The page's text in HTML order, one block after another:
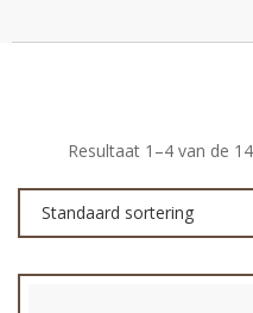
Resultaat 1–4 van de
Standaard sortering